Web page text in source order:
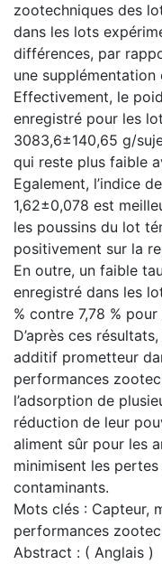
zootechniques des
dans les lots
différences, par
une supplémentation
Effectivement, le
enregistré pour les
3083,6±140,65 g/
qui reste plus faible
Egalement, l’indice
1,62±0,078 est
les poussins du lot
positivement sur la
En outre, un faible
enregistré dans les
% contre 7,78 %
D’après ces
additif prometteur
performances
l’adsorption de
réduction de leur
aliment sûr pour les
minimisent les
contaminants.
Mots clés : Capteur,
performances
Abstract : ( Anglais )